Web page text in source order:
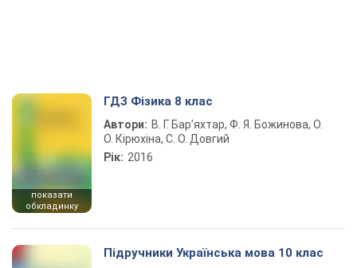
показати
обкладинку
ГДЗ Фізика 8 клас
Автори: В. Г. Бар’яхтар, Ф. Я. Божинова, О.
О. Кірюхіна, С. О. Довгий
Рік: 2016
Підручники Українська мова 10 клас